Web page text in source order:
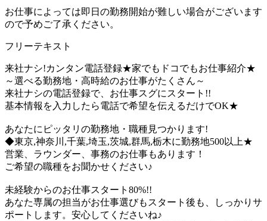
お仕事によっては即日の勤務開始が難しい場合がございます
ので予めご了承ください。
フリーテキスト
来社ナシ!カンタン電話登録★家でもドコでもお仕事紹介★
～選べる勤務地・高時給のお仕事がたくさん～
来社ナシの電話登録で、お仕事スグにスタート!!
基本情報を入力したら電話で希望を伝えるだけでOK★
あなたにピッタリの勤務地・職種見つかります!
◆東京,神奈川,千葉,埼玉,茨城,群馬,栃木に勤務地500以上★
営業、ラウンダー、事務のお仕事もあります！
ご希望の職種をお聞かせください♪
未経験からのお仕事スタート80%!!
あなた専属の担当がお仕事選びもスタート後も、しっかりサ
ポートします。安心してくださいね♪